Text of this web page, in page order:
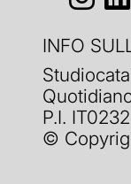
INFO
P.I.
©